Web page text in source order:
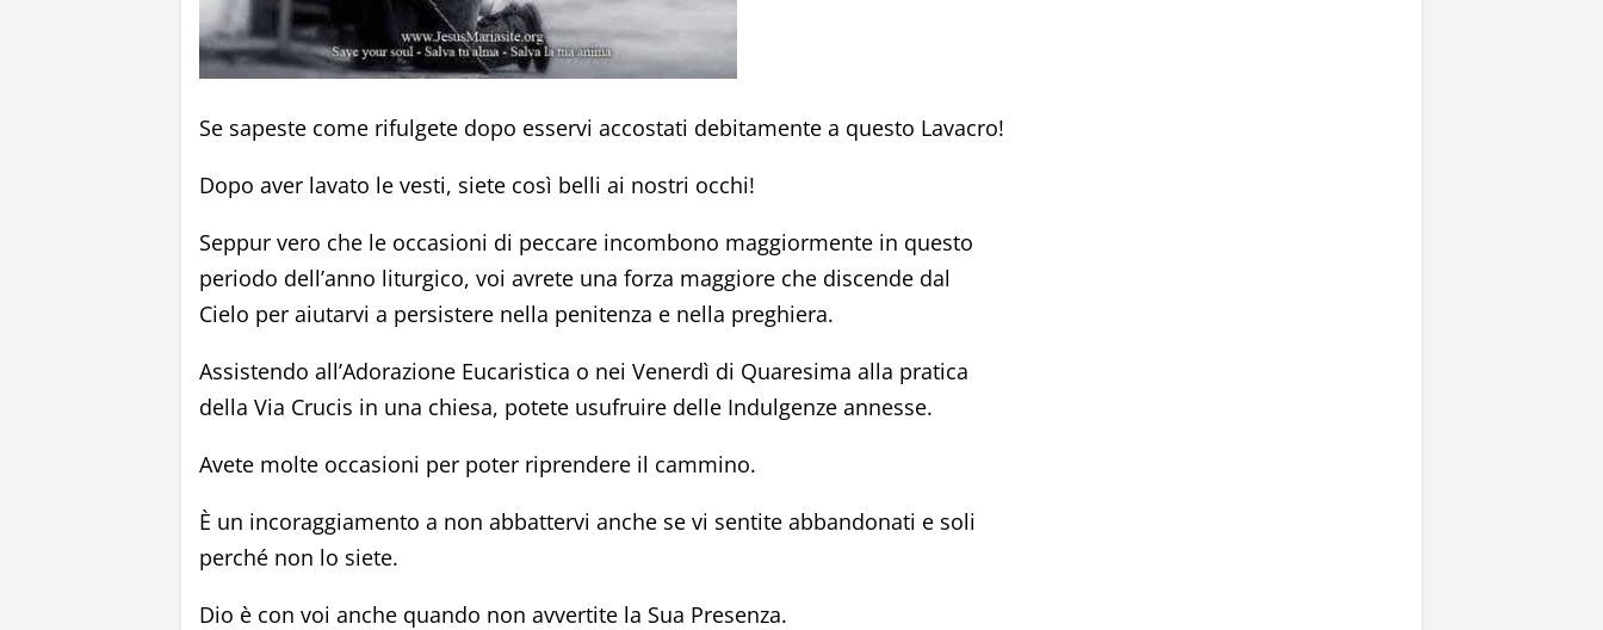
Se sapeste come rifulgete dopo esservi accostati debitamente a questo Lavacro!
Dopo aver lavato le vesti, siete così belli ai nostri occhi!
Seppur vero che le occasioni di peccare incombono maggiormente in questo
periodo dell’anno liturgico, voi avrete una forza maggiore che discende dal
Cielo per aiutarvi a persistere nella penitenza e nella preghiera.
Assistendo all’Adorazione Eucaristica o nei Venerdì di Quaresima alla pratica
della Via Crucis in una chiesa, potete usufruire delle Indulgenze annesse.
Avete molte occasioni per poter riprendere il cammino.
È un incoraggiamento a non abbattervi anche se vi sentite abbandonati e soli
perché non lo siete.
Dio è con voi anche quando non avvertite la Sua Presenza.